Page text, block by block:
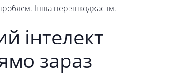
Інша перешкоджає їм.
інтелект
зараз